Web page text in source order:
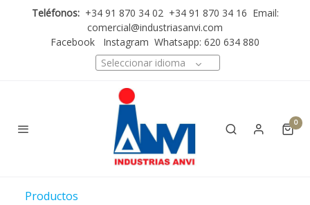
Teléfonos: +34 91 870 34 02 +34 91 870 34 16 Email:
comercial@industriasanvi.com
Facebook
Instagram Whatsapp: 620 634 880
Seleccionar idioma
0
Productos